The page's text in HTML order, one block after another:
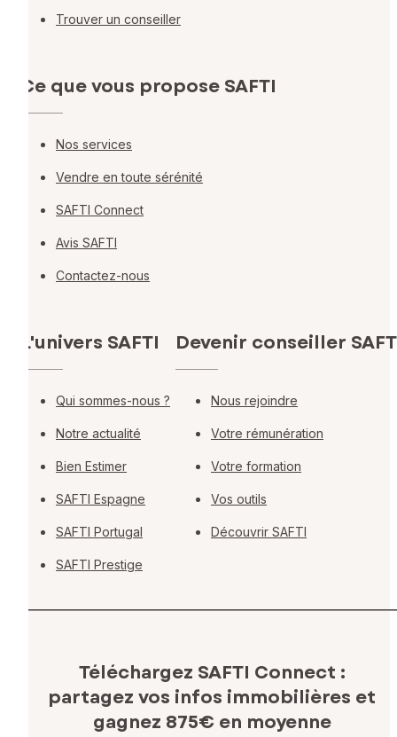
Trouver un conseiller
Ce que vous propose SAFTI
Nos services
Vendre en toute sérénité
SAFTI Connect
Avis SAFTI
Contactez-nous
L'univers SAFTI
Qui sommes-nous ?
Notre actualité
Bien Estimer
SAFTI Espagne
SAFTI Portugal
SAFTI Prestige
Devenir conseiller
Nous rejoindre
Votre rémunération
Votre formation
Vos outils
Découvrir SAFTI
Téléchargez SAFTI Connect :
partagez vos infos immobilières et
gagnez 875€ en moyenne